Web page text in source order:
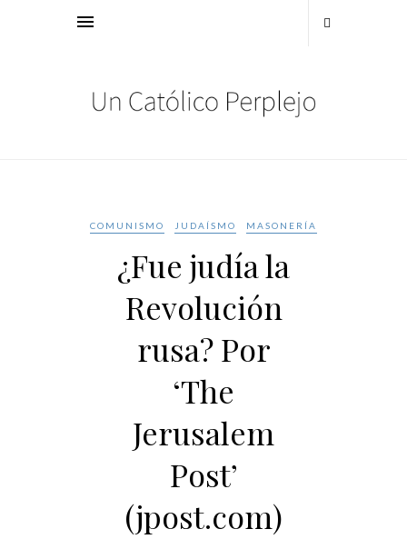
COMUNISMO JUDAÍSMO MASONERÍA
¿Fue judía la
Revolución
rusa? Por
‘The
Jerusalem
Post’
(jpost.com)